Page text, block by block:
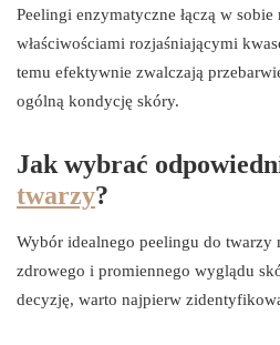
Peelingi enzymatyczne łączą w
właściwościami rozjaśniającymi
temu efektywnie zwalczają
ogólną kondycję skóry.
Jak wybrać
twarzy?
Wybór idealnego peelingu do twarzy
zdrowego i promiennego wyglądu
decyzję, warto najpierw